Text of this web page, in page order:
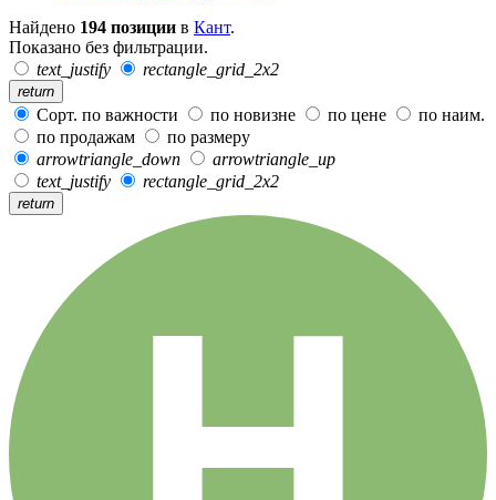
Найдено 194 позиции в Кант.
Показано без фильтрации.
text_justify
rectangle_grid_2x2
return
Сорт. по важности по новизне по цене
по наим.
по продажам
по размеру
arrowtriangle_down
arrowtriangle_up
text_justify
rectangle_grid_2x2
return